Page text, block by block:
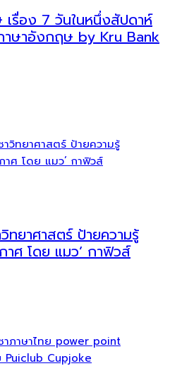
รื่อง 7 วันในหนึ่งสัปดาห์
าษาอังกฤษ by Kru Bank
ยาศาสตร์ ป้ายความรู้
าศ โดย แมว’ กาฟิวส์